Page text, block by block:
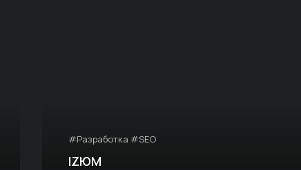
#Разработка #SEO
IZЮМ